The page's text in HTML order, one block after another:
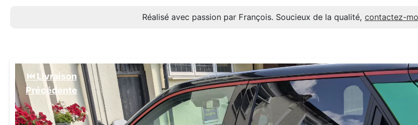
Réalisé avec passion par François. Soucieux de la qualité, contactez-
⏮️ Livraison
Précédente